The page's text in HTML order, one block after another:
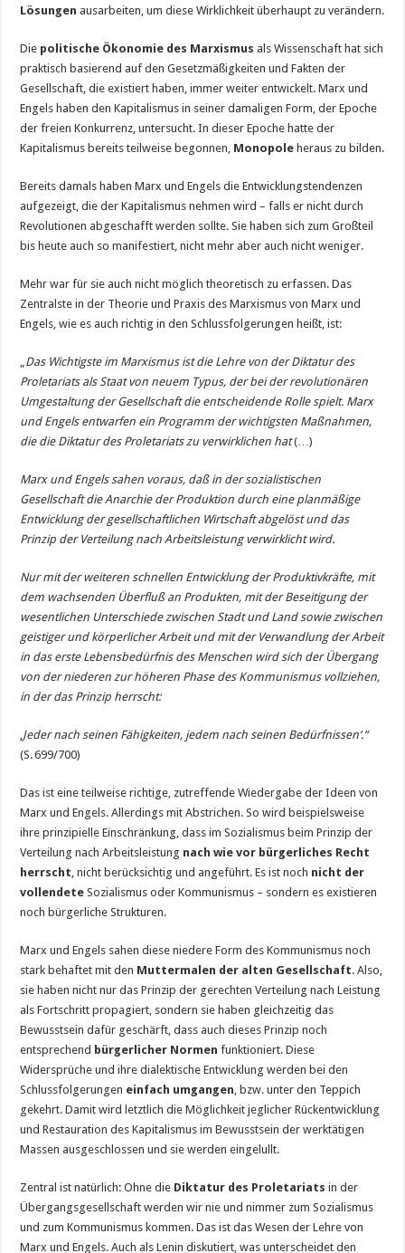
Lösungen ausarbeiten, um diese Wirklichkeit überhaupt zu verändern.
Die politische Ökonomie des Marxismus als Wissenschaft hat sich
praktisch basierend auf den Gesetzmäßigkeiten und Fakten der
Gesellschaft, die existiert haben, immer weiter entwickelt. Marx und
Engels haben den Kapitalismus in seiner damaligen Form, der Epoche
der freien Konkurrenz, untersucht. In dieser Epoche hatte der
Kapitalismus bereits teilweise begonnen, Monopole heraus zu bilden.
Bereits damals haben Marx und Engels die Entwicklungstendenzen
aufgezeigt, die der Kapitalismus nehmen wird – falls er nicht durch
Revolutionen abgeschafft werden sollte. Sie haben sich zum Großteil
bis heute auch so manifestiert, nicht mehr aber auch nicht weniger.
Mehr war für sie auch nicht möglich theoretisch zu erfassen. Das
Zentralste in der Theorie und Praxis des Marxismus von Marx und
Engels, wie es auch richtig in den Schlussfolgerungen heißt, ist:
„Das Wichtigste im Marxismus ist die Lehre von der Diktatur des
Proletariats als Staat von neuem Typus, der bei der revolutionären
Umgestaltung der Gesellschaft die entscheidende Rolle spielt. Marx
und Engels entwarfen ein Programm der wichtigsten Maßnahmen,
die die Diktatur des Proletariats zu verwirklichen hat(…)
Marx und Engels sahen voraus, daß in der sozialistischen
Gesellschaft die Anarchie der Produktion durch eine planmäßige
Entwicklung der gesellschaftlichen Wirtschaft abgelöst und das
Prinzip der Verteilung nach Arbeitsleistung verwirklicht wird.
Nur mit der weiteren schnellen Entwicklung der Produktivkräfte, mit
dem wachsenden Überfluß an Produkten, mit der Beseitigung der
wesentlichen Unterschiede zwischen Stadt und Land sowie zwischen
geistiger und körperlicher Arbeit und mit der Verwandlung der Arbeit
in das erste Lebensbedürfnis des Menschen wird sich der Übergang
von der niederen zur höheren Phase des Kommunismus vollziehen,
in der das Prinzip herrscht:
‚Jeder nach seinen Fähigkeiten, jedem nach seinen Bedürfnissen‘.“
(S. 699/700)
Das ist eine teilweise richtige, zutreffende Wiedergabe der Ideen von
Marx und Engels. Allerdings mit Abstrichen. So wird beispielsweise
ihre prinzipielle Einschränkung, dass im Sozialismus beim Prinzip der
Verteilung nach Arbeitsleistung nach wie vor bürgerliches Recht
herrscht, nicht berücksichtig und angeführt. Es ist noch nicht der
vollendete Sozialismus oder Kommunismus – sondern es existieren
noch bürgerliche Strukturen.
Marx und Engels sahen diese niedere Form des Kommunismus noch
stark behaftet mit den Muttermalen der alten Gesellschaft. Also,
sie haben nicht nur das Prinzip der gerechten Verteilung nach Leistung
als Fortschritt propagiert, sondern sie haben gleichzeitig das
Bewusstsein dafür geschärft, dass auch dieses Prinzip noch
entsprechend bürgerlicher Normen funktioniert. Diese
Widersprüche und ihre dialektische Entwicklung werden bei den
Schlussfolgerungen einfach umgangen, bzw. unter den Teppich
gekehrt. Damit wird letztlich die Möglichkeit jeglicher Rückentwicklung
und Restauration des Kapitalismus im Bewusstsein der werktätigen
Massen ausgeschlossen und sie werden eingelullt.
Zentral ist natürlich: Ohne die Diktatur des Proletariats in der
Übergangsgesellschaft werden wir nie und nimmer zum Sozialismus
und zum Kommunismus kommen. Das ist das Wesen der Lehre von
Marx und Engels. Auch als Lenin diskutiert, was unterscheidet den